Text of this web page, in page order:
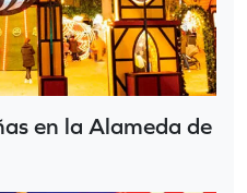
en la Alameda de